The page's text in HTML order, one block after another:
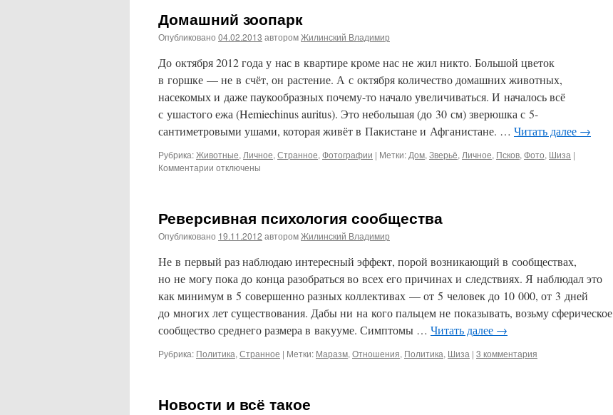
Домашний зоопарк
Опубликовано 04.02.2013 авторомЖилинский Владимир
До октября 2012 года у нас в квартире кроме нас не жил никто. Большой цветок
в горшке — не в счёт, он растение. А с октября количество домашних животных,
насекомых и даже паукообразных почему-то начало увеличиваться. И началось всё
с ушастого ежа (Hemiechinus auritus). Это небольшая (до 30 см) зверюшка с 5-
сантиметровыми ушами, которая живёт в Пакистане и Афганистане. … Читать далее →
Рубрика:Животные, Личное, Странное, Фотографии | Метки: Дом, Зверьё, Личное, Псков, Фото, Шиза |
Комментарии котключены
Реверсивная психология сообщества
Опубликовано 19.11.2012 авторомЖилинский Владимир
Не в первый раз наблюдаю интересный эффект, порой возникающий в сообществах,
но не могу пока до конца разобраться во всех его причинах и следствиях. Я наблюдал это
как минимум в 5 совершенно разных коллективах — от 5 человек до 10 000, от 3 дней
до многих лет существования. Дабы ни на кого пальцем не показывать, возьму сферическое
сообщество среднего размера в вакууме. Симптомы … Читать далее →
Рубрика: Политика, Странное | Метки: Маразм, Отношения, Политика, Шиза | 3 комментария
Новости и всё такое